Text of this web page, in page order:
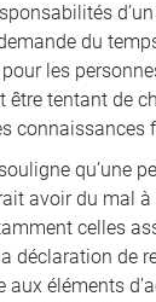
du
les
être tentant de
connaissances
qu’une
avoir du mal à
celles
déclaration de
aux éléments